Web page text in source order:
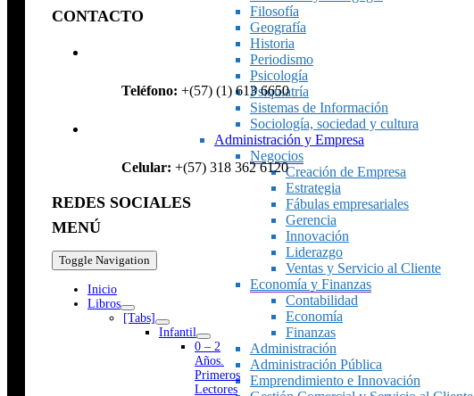
Filosofía
Geografía
Historia
Periodismo
Psicología
Psiquiatría
Sistemas de Información
Sociología, sociedad y cultura
Administración y Empresa
Negocios
Creación de Empresa
Estrategia
Fábulas empresariales
Gerencia
Innovación
Liderazgo
Ventas y Servicio al Cliente
Economía y Finanzas
Contabilidad
Economía
Finanzas
Administración
Administración Pública
Emprendimiento e Innovación
CONTACTO
Teléfono: +(57) (1) 613 6650
Celular: +(57) 318 362 6120
REDES SOCIALES
MENÚ
Toggle Navigation
Inicio
Libros
[Tabs]
Infantil
0 – 2
Años.
Primeros
Lectores